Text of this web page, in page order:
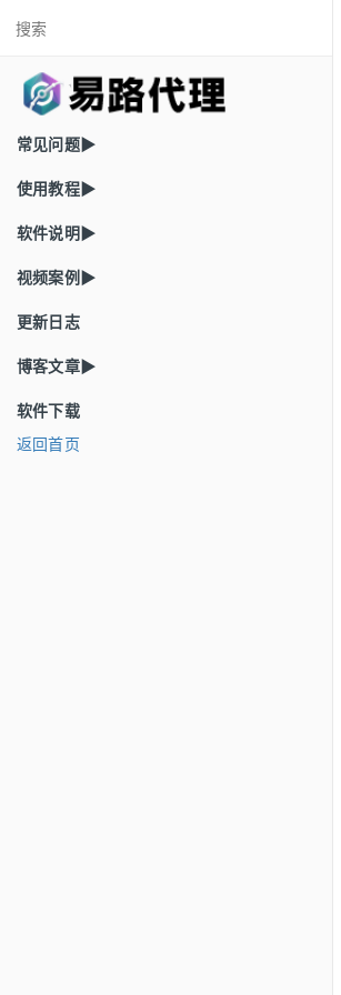
常见问题▶
使用教程▶
软件说明▶
视频案例▶
更新日志
博客文章▶
软件下载
返回首页